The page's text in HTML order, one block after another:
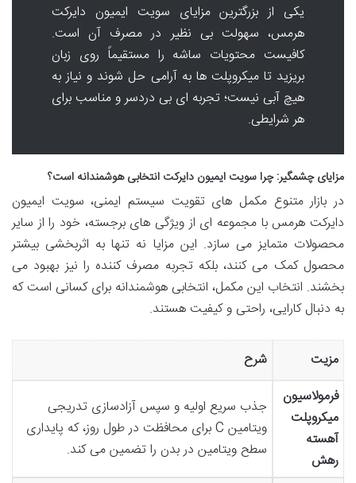
یکی از بزرگترین مزایای سویت ایمیون دایرکت
هرمس، سهولت بی نظیر در مصرف آن است.
کافیست محتویات ساشه را مستقیماً روی زبان
بریزید تا میکروپلت ها به آرامی حل شوند و نیاز به
هیچ آبی نیست؛ تجربه ای بی دردسر و مناسب برای
هر شرایطی.
مزایای چشمگیر: چرا سویت ایمیون دایرکت انتخابی هوشمندانه است؟
در بازار متنوع مکمل های تقویت سیستم ایمنی، سویت ایمیون
دایرکت هرمس با مجموعه ای از ویژگی های برجسته، خود را از سایر
محصولات متمایز می سازد. این مزایا نه تنها به اثربخشی بیشتر
محصول کمک می کنند، بلکه تجربه مصرف کننده را نیز بهبود می
بخشند. انتخاب این مکمل، انتخابی هوشمندانه برای کسانی است که
به دنبال کارایی، راحتی و کیفیت هستند.
مزیت
شرح
فرمولاسیون
میکروپلت
آهسته
رهش
جذب سریع اولیه و سپس آزادسازی تدریجی
ویتامین C برای محافظت در طول روز، که پایداری
سطح ویتامین در بدن را تضمین می کند.